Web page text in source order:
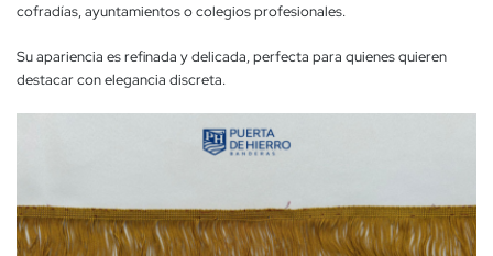
cofradías, ayuntamientos o colegios profesionales.
Su apariencia es refinada y delicada, perfecta para quienes quieren
destacar con elegancia discreta.